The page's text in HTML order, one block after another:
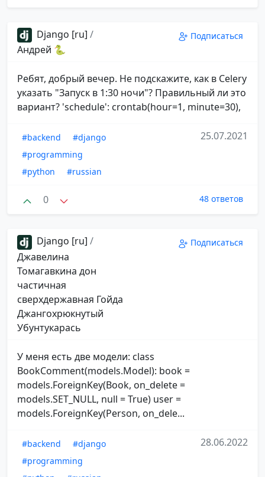
Django [ru] /
Андрей 🐍
Подписаться
Ребят, добрый вечер. Не подскажите, как в Celery
указать "Запуск в 1:30 ночи"? Правильный ли это
вариант? 'schedule': crontab(hour=1, minute=30),
#backend
#django
#programming
#python
#russian
25.07.2021
0 48 ответов
Django [ru] /
Джавелина
Томагавкина дон
частичная
сверхдержавная Гойда
Джангохрюкнутый
Убунтукарась
Подписаться
У меня есть две модели: class
BookComment(models.Model): book =
models.ForeignKey(Book, on_delete =
models.SET_NULL, null = True) user =
models.ForeignKey(Person, on_dele...
#backend
#django
#programming
28.06.2022